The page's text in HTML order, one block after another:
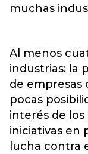
muchas
Al menos
industrias: la
de empresas
pocas
interés de
iniciativas en
lucha contra